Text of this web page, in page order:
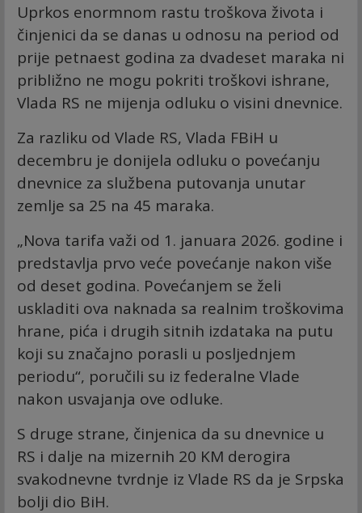
Uprkos enormnom rastu troškova života i
činjenici da se danas u odnosu na period od
prije petnaest godina za dvadeset maraka ni
približno ne mogu pokriti troškovi ishrane,
Vlada RS ne mijenja odluku o visini dnevnice.
Za razliku od Vlade RS, Vlada FBiH u
decembru je donijela odluku o povećanju
dnevnice za službena putovanja unutar
zemlje sa 25 na 45 maraka.
„Nova tarifa važi od 1. januara 2026. godine i
predstavlja prvo veće povećanje nakon više
od deset godina. Povećanjem se želi
uskladiti ova naknada sa realnim troškovima
hrane, pića i drugih sitnih izdataka na putu
koji su značajno porasli u posljednjem
periodu“, poručili su iz federalne Vlade
nakon usvajanja ove odluke.
S druge strane, činjenica da su dnevnice u
RS i dalje na mizernih 20 KM derogira
svakodnevne tvrdnje iz Vlade RS da je Srpska
bolji dio BiH.